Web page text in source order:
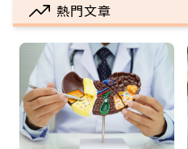
熱門文章